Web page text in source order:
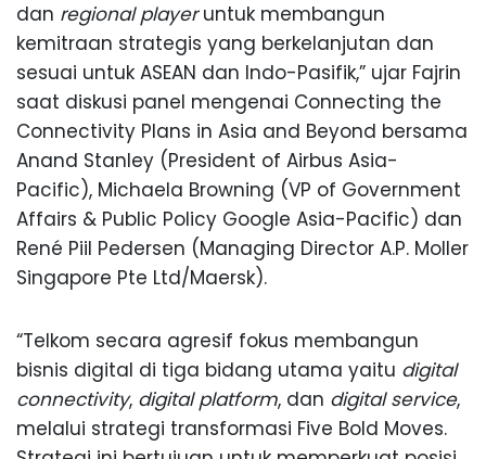
dan regional playeruntuk membangun
kemitraan strategis yang berkelanjutan dan
sesuai untuk ASEAN dan Indo-Pasifik,” ujar Fajrin
saat diskusi panel mengenai Connecting the
Connectivity Plans in Asia and Beyond bersama
Anand Stanley (President of Airbus Asia-
Pacific), Michaela Browning (VP of Government
Affairs & Public Policy Google Asia-Pacific) dan
René Piil Pedersen (Managing Director A.P. Moller
Singapore Pte Ltd/Maersk).
“Telkom secara agresif fokus membangun
bisnis digital di tiga bidang utama yaitu digital
connectivity, digital platform, dan digital service,
melalui strategi transformasi Five Bold Moves.